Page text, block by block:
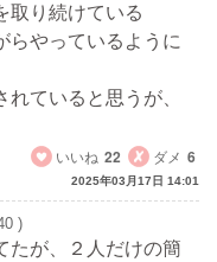
取り続けている
らやっているように
ていると思うが、
いいね 22 ダメ 6
2025年03月17日 14:01
)
たが、２人だけの簡